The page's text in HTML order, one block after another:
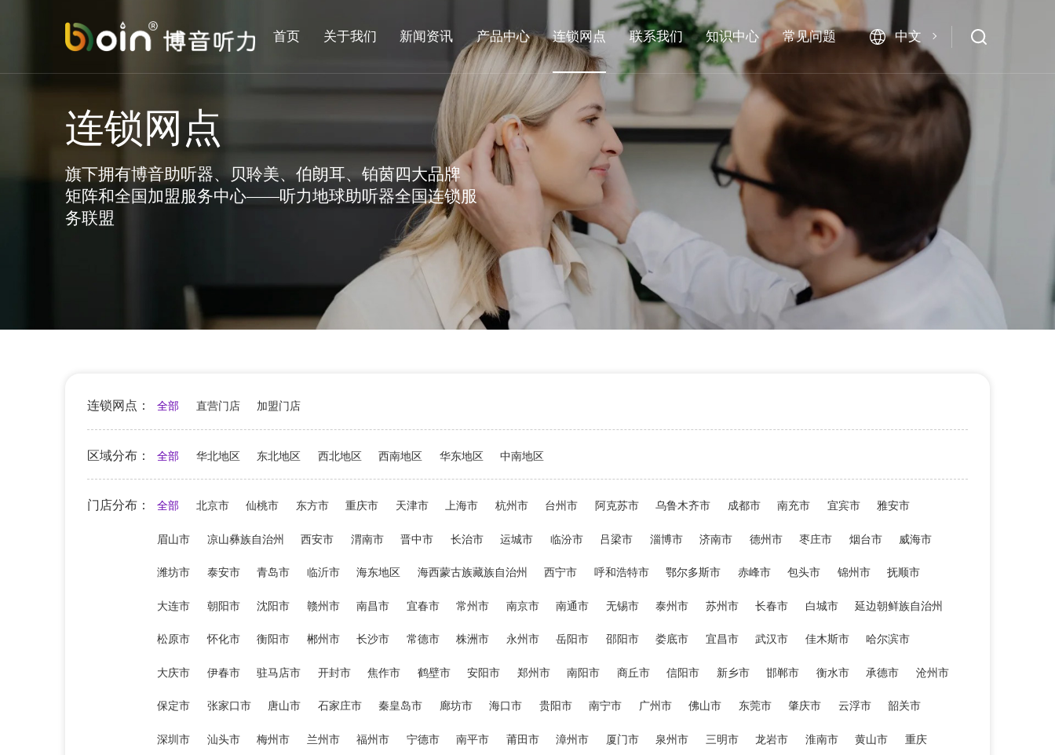
中文
首页 关于我们 新闻资讯 产品中心 连锁网点 联系我们 知识中心 常见问题
连锁网点
旗下拥有博音助听器、贝聆美、伯朗耳、铂茵四大品牌
矩阵和全国加盟服务中心——听力地球助听器全国连锁服
务联盟
连锁网点： 全部 直营门店 加盟门店
区域分布： 全部 华北地区 东北地区 西北地区 西南地区 华东地区 中南地区
门店分布： 全部 北京市 仙桃市 东方市 重庆市 天津市 上海市 杭州市 台州市 阿克苏市 乌鲁木齐市 成都市 南充市 宜宾市 雅安市
眉山市 凉山彝族自治州 西安市 渭南市 晋中市 长治市 运城市 临汾市 吕梁市 淄博市 济南市 德州市 枣庄市 烟台市 威海市
潍坊市 泰安市 青岛市 临沂市 海东地区 海西蒙古族藏族自治州 西宁市 呼和浩特市 鄂尔多斯市 赤峰市 包头市 锦州市 抚顺市
大连市 朝阳市 沈阳市 赣州市 南昌市 宜春市 常州市 南京市 南通市 无锡市 泰州市 苏州市 长春市 白城市 延边朝鲜族自治州
松原市 怀化市 衡阳市 郴州市 长沙市 常德市 株洲市 永州市 岳阳市 邵阳市 娄底市 宜昌市 武汉市 佳木斯市 哈尔滨市
大庆市 伊春市 驻马店市 开封市 焦作市 鹤壁市 安阳市 郑州市 南阳市 商丘市 信阳市 新乡市 邯郸市 衡水市 承德市 沧州市
保定市 张家口市 唐山市 石家庄市 秦皇岛市 廊坊市 海口市 贵阳市 南宁市 广州市 佛山市 东莞市 肇庆市 云浮市 韶关市
深圳市 汕头市 梅州市 兰州市 福州市 宁德市 南平市 莆田市 漳州市 厦门市 泉州市 三明市 龙岩市 淮南市 黄山市 重庆